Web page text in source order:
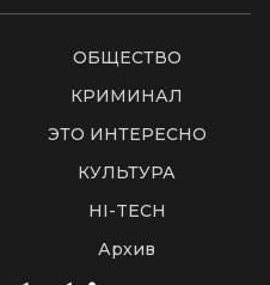
ОБЩЕСТВО
КРИМИНАЛ
ЭТО ИНТЕРЕСНО
КУЛЬТУРА
HI-TECH
Архив